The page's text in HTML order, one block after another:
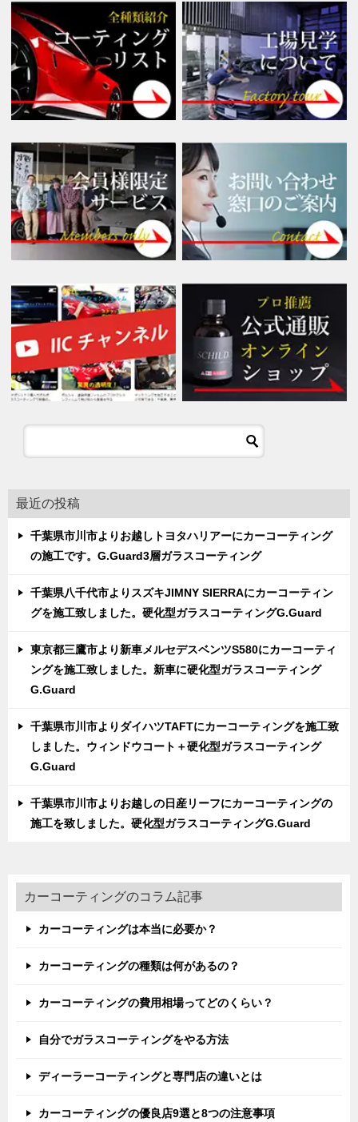
最近の投稿
千葉県市川市よりお越しトヨタハリアーにカーコーティング
の施工です。G.Guard3層ガラスコーティング
千葉県八千代市よりスズキJIMNY SIERRAにカーコーティン
グを施工致しました。硬化型ガラスコーティングG.Guard
東京都三鷹市より新車メルセデスベンツS580にカーコーティ
ングを施工致しました。新車に硬化型ガラスコーティング
G.Guard
千葉県市川市よりダイハツTAFTにカーコーティングを施工致
しました。ウィンドウコート＋硬化型ガラスコーティング
G.Guard
千葉県市川市よりお越しの日産リーフにカーコーティングの
施工を致しました。硬化型ガラスコーティングG.Guard
カーコーティングのコラム記事
カーコーティングは本当に必要か？
カーコーティングの種類は何があるの？
カーコーティングの費用相場ってどのくらい？
自分でガラスコーティングをやる方法
ディーラーコーティングと専門店の違いとは
カーコーティングの優良店9選と8つの注意事項